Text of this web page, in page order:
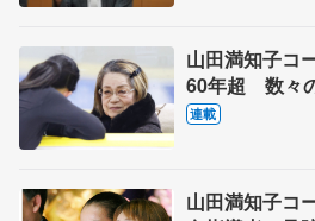
山田満知子コ
60年超 数々
楽 【ニッポ
連載
山田満知子コ